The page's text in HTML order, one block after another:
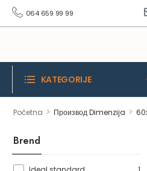
064 659 99 99
KATEGORIJE
Početna > Производ Dimenzija >
Brend